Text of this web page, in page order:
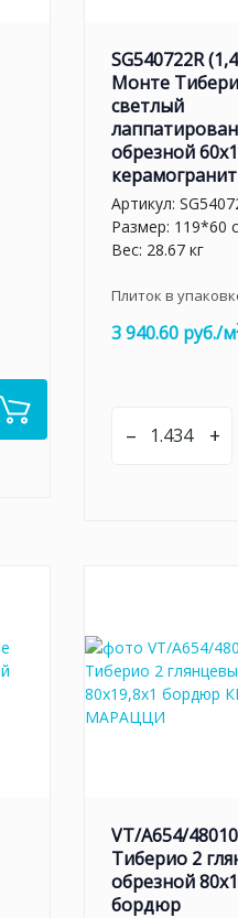
SG540722R
Монте
светлый
обрезной
керамогранит
Артикул:
Размер: 119*60
Вес: 28.67 кг
Плиток в
3 940.60 руб./м
– +
VT/A654/
Тиберио 2
обрезной
бордюр